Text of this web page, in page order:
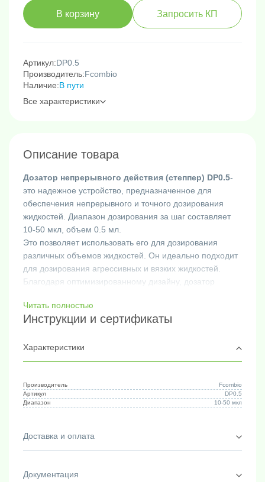
В корзину Запросить КП
Артикул:DP0.5
Производитель:Fcombio
Наличие:В пути
Все характеристики
Описание товара
Дозатор непрерывного действия (степпер) DP0.5-
это надежное устройство, предназначенное для
обеспечения непрерывного и точного дозирования
жидкостей. Диапазон дозирования за шаг составляет
10-50 мкл, объем 0.5 мл.
Это позволяет использовать его для дозирования
различных объемов жидкостей. Он идеально подходит
для дозирования агрессивных и вязких жидкостей.
Благодаря оптимизированному дизайну, дозатор
самых маленьких объемов.
Для наконечников объемом 25 мл и 50 мл требуется
легкого и прочного материала. Он оснащен прочным
рычагом для остановки наконечника, что обеспечивает
Это делает его универсальным инструментом для
различных областей применения, включая
дозирование жидкостей.
Читать полностью
Инструкции и сертификаты
Характеристики
Производитель
Fcombio
Артикул
DP0.5
Диапазон
10-50 мкл
Доставка и оплата
Документация